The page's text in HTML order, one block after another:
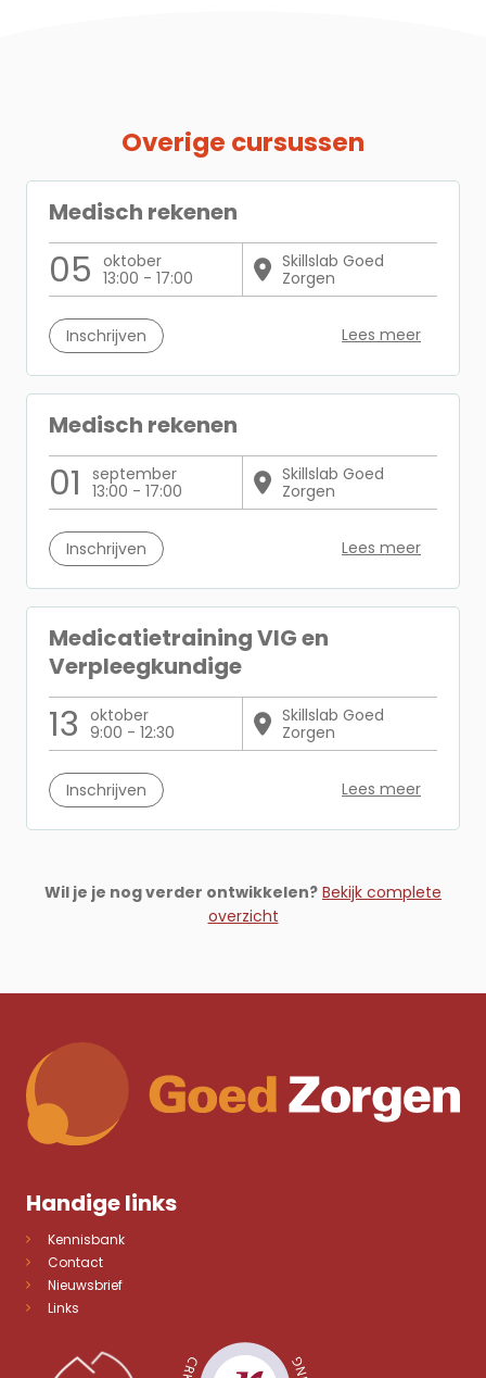
Overige cursussen
Medisch rekenen
05 oktober
13:00 - 17:00
Skillslab Goed
Zorgen
Inschrijven Lees meer
Medisch rekenen
01
september
13:00 - 17:00
Skillslab Goed
Zorgen
Inschrijven Lees meer
Medicatietraining VIG en
Verpleegkundige
13 oktober
9:00 - 12:30
Skillslab Goed
Zorgen
Inschrijven Lees meer
Wil je je nog verder ontwikkelen? Bekijk complete
overzicht
Handige links
Kennisbank
Contact
Nieuwsbrief
Links